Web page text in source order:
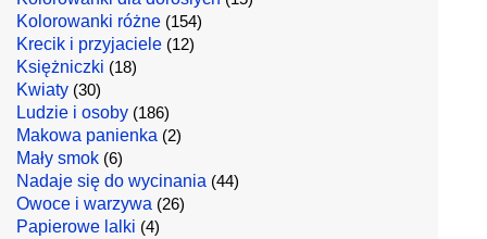
Kolorowanki różne (154)
Krecik i przyjaciele (12)
Księżniczki (18)
Kwiaty (30)
Ludzie i osoby (186)
Makowa panienka (2)
Mały smok (6)
Nadaje się do wycinania (44)
Owoce i warzywa (26)
Papierowe lalki (4)